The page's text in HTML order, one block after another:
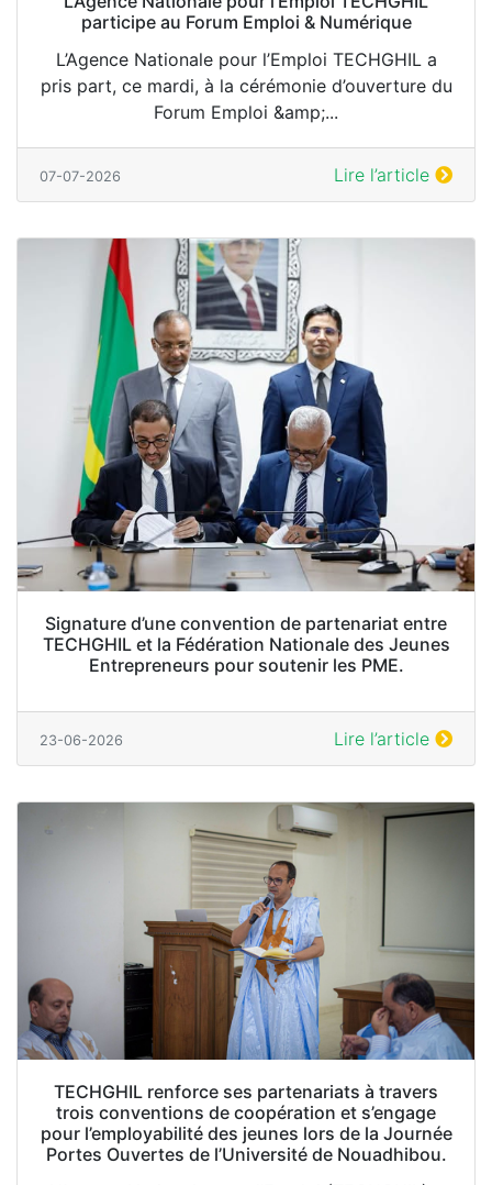
participe au Forum Emploi & Numérique
L’Agence Nationale pour l’Emploi TECHGHIL a
pris part, ce mardi, à la cérémonie d’ouverture du
Forum Emploi &amp;...
07-07-2026 Lire l’article
Signature d’une convention de partenariat entre
TECHGHIL et la Fédération Nationale des Jeunes
Entrepreneurs pour soutenir les PME.
23-06-2026 Lire l’article
TECHGHIL renforce ses partenariats à travers
trois conventions de coopération et s’engage
pour l’employabilité des jeunes lors de la Journée
Portes Ouvertes de l’Université de Nouadhibou.